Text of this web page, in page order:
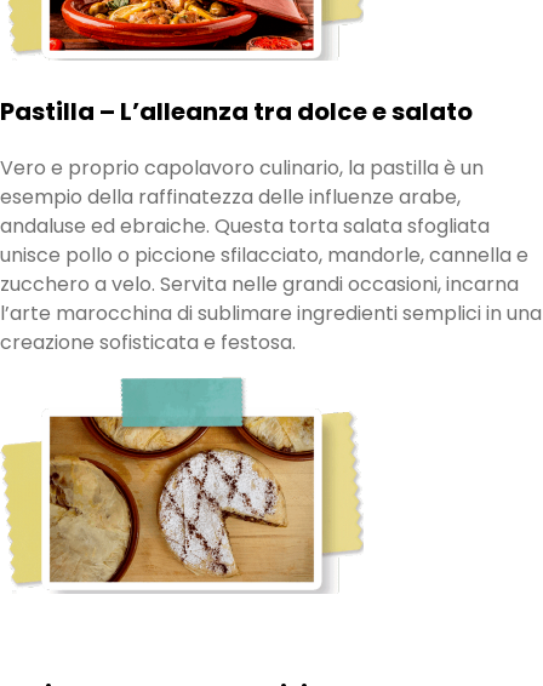
Pastilla – L’alleanza tra dolce e salato
Vero e proprio capolavoro culinario, la pastilla è un
esempio della raffinatezza delle influenze arabe,
andaluse ed ebraiche. Questa torta salata sfogliata
unisce pollo o piccione sfilacciato, mandorle, cannella e
zucchero a velo. Servita nelle grandi occasioni, incarna
l’arte marocchina di sublimare ingredienti semplici in una
creazione sofisticata e festosa.